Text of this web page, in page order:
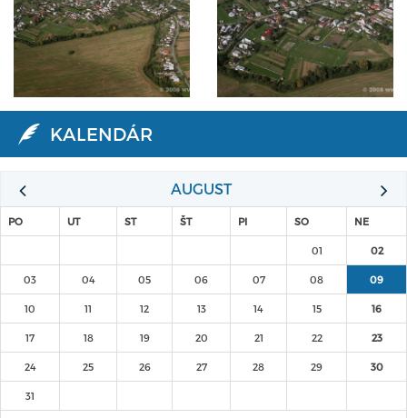
KALENDÁR
AUGUST
PO UT ST ŠT PI SO NE
01 02
03 04 05 06 07 08 09
10 11 12 13 14 15 16
17 18 19 20 21 22 23
24 25 26 27 28 29 30
31